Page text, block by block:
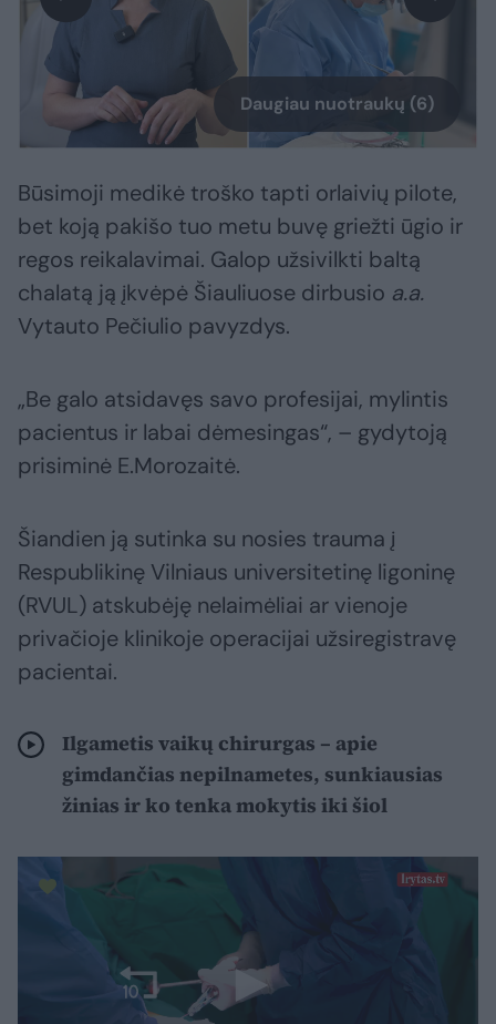
Daugiau nuotraukų (6)
Būsimoji medikė troško tapti orlaivių pilote,
bet koją pakišo tuo metu buvę griežti ūgio ir
regos reikalavimai. Galop užsivilkti baltą
chalatą ją įkvėpė Šiauliuose dirbusio a.a.
Vytauto Pečiulio pavyzdys.
„Be galo atsidavęs savo profesijai, mylintis
pacientus ir labai dėmesingas“, – gydytoją
prisiminė E.Morozaitė.
Šiandien ją sutinka su nosies trauma į
Respublikinę Vilniaus universitetinę ligoninę
(RVUL) atskubėję nelaimėliai ar vienoje
privačioje klinikoje operacijai užsiregistravę
pacientai.
Ilgametis vaikų chirurgas – apie
gimdančias nepilnametes, sunkiausias
žinias ir ko tenka mokytis iki šiol